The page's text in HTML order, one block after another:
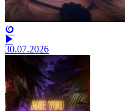
30.07.2026